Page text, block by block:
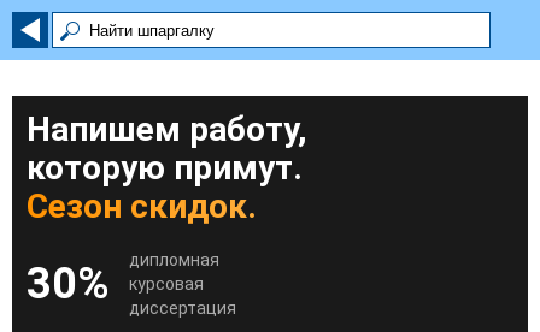
Напишем работу,
которую примут.
Сезон скидок.
30%
дипломная
курсовая
диссертация